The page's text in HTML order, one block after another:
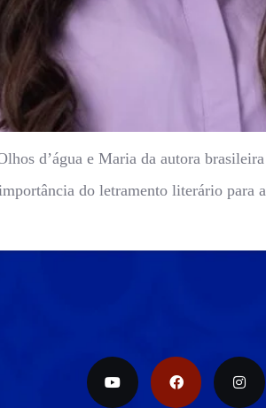
d’água e Maria da autora brasileira
do letramento literário para a